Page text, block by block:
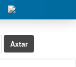
Axtar